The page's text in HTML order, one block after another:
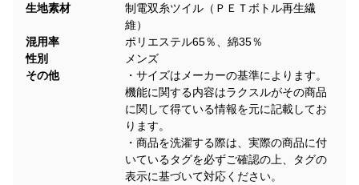
生地素材
制電双糸ツイル（ＰＥＴボトル再生繊
維）
混用率
ポリエステル65％、綿35％
性別
メンズ
その他
・サイズはメーカーの基準によります。
機能に関する内容はラクスルがその商品
に関して得ている情報を元に記載してお
ります。
・商品を洗濯する際は、実際の商品に付
いているタグを必ずご確認の上、タグの
表示に基づいて対応ください。